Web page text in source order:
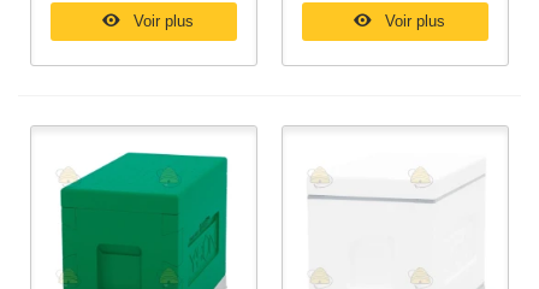
Voir plus Voir plus